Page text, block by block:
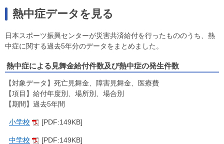
熱中症データを見る
日本スポーツ振興センターが災害共済給付を行ったもののうち、熱
中症に関する過去5年分のデータをまとめました。
熱中症による見舞金給付件数及び熱中症の発生件数
【対象データ】死亡見舞金、障害見舞金、医療費
【項目】給付年度別、場所別、場合別
【期間】過去5年間
小学校 [PDF:149KB]
中学校 [PDF:149KB]